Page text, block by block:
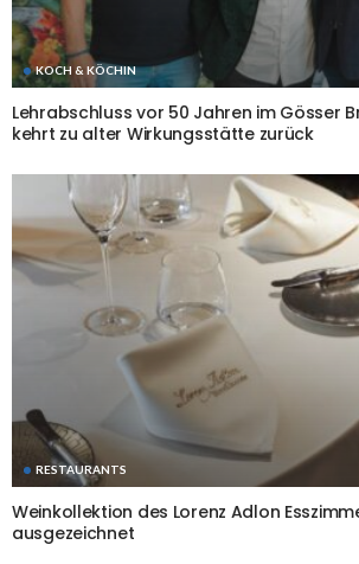
KOCH & KÖCHIN
Lehrabschluss vor 50 Jahren im Gösser
kehrt zu alter Wirkungsstätte zurück
RESTAURANTS
Weinkollektion des Lorenz Adlon
ausgezeichnet